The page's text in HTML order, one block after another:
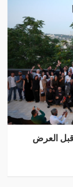
قبل العرض